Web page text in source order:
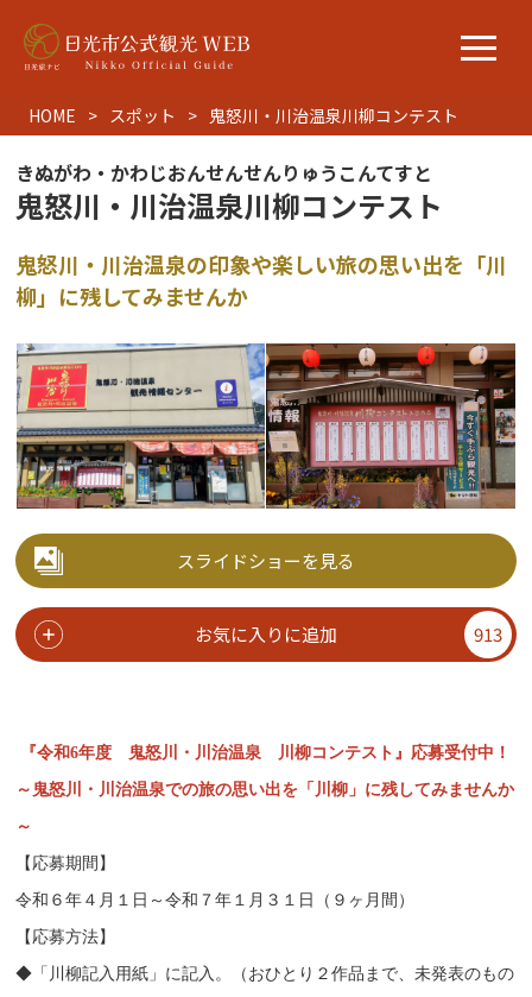
HOME スポット 鬼怒川・川治温泉川柳コンテスト
きぬがわ・かわじおんせんせんりゅうこんてすと
鬼怒川・川治温泉川柳コンテスト
鬼怒川・川治温泉の印象や楽しい旅の思い出を「川
柳」に残してみませんか
スライドショーを見る
お気に入りに追加 913
『令和6年度 鬼怒川・川治温泉 川柳コンテスト』応募受付中！
～鬼怒川・川治温泉での旅の思い出を「川柳」に残してみませんか
～
【応募期間】
令和６年４月１日～令和７年１月３１日（９ヶ月間）
【応募方法】
◆「川柳記入用紙」に記入。（おひとり２作品まで、未発表のもの